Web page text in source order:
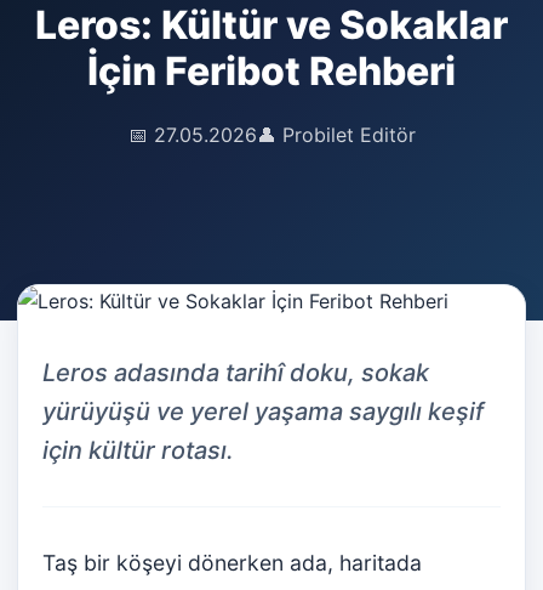
Leros: Kültür ve Sokaklar
İçin Feribot Rehberi
📅 27.05.2026👤 Probilet Editör
Leros adasında tarihî doku, sokak
yürüyüşü ve yerel yaşama saygılı keşif
için kültür rotası.
Taş bir köşeyi dönerken ada, haritada